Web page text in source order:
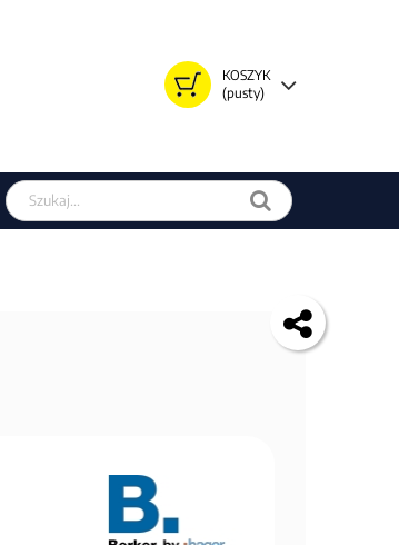
KOSZYK
(pusty)
Szukaj w sklepie